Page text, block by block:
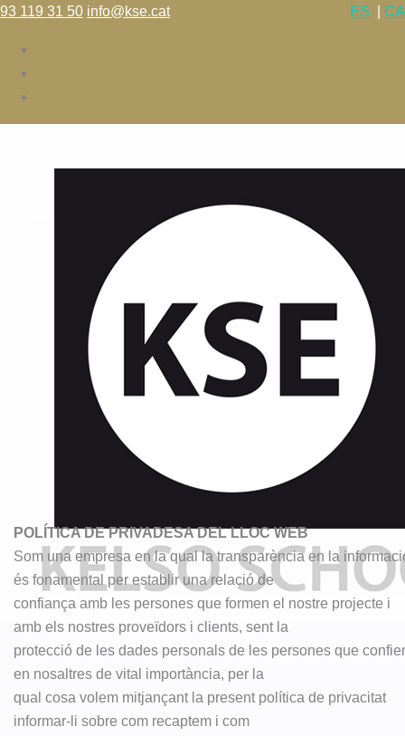
93 119 31 50 info@kse.cat ES CA
Calendari – Horaris
Contacte
TEXT LEGAL I POLÍTICA
DE PRIVACITAT
TEXT LEGAL I POLÍTICA DE PRIVACITAT
POLÍTICA DE PRIVADESA DEL LLOC WEB
Som una empresa en la qual la transparència en la
és fonamental per establir una relació de
confiança amb les persones que formen el nostre projecte i
amb els nostres proveïdors i clients, sent la
protecció de les dades personals de les persones que
en nosaltres de vital importància, per la
qual cosa volem mitjançant la present política de privacitat
informar-li sobre com recaptem i com